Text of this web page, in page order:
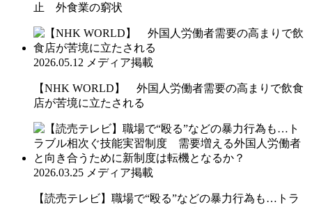
止 外食業の窮状
2026.05.12 メディア掲載
【NHK WORLD】 外国人労働者需要の高まりで飲食
店が苦境に立たされる
2026.03.25 メディア掲載
【読売テレビ】職場で“殴る”などの暴力行為も…トラ